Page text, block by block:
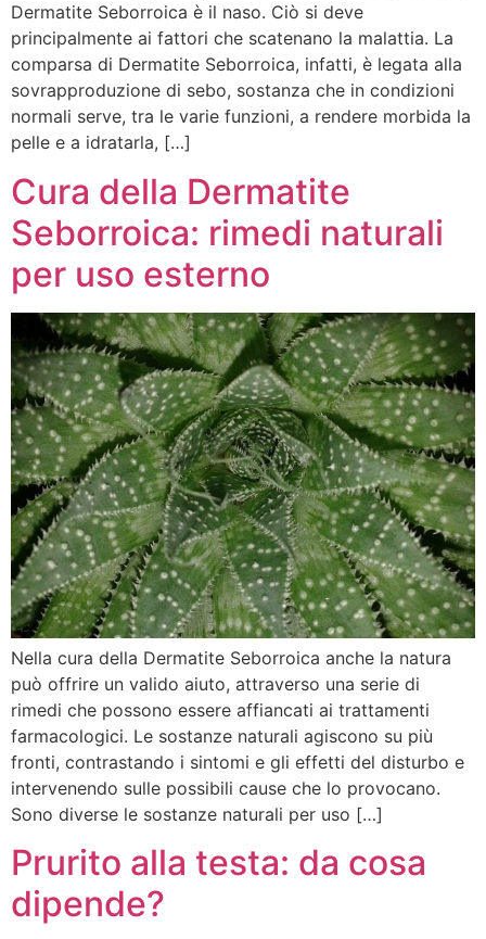
Dermatite Seborroica è il naso. Ciò si deve
principalmente ai fattori che scatenano la malattia. La
comparsa di Dermatite Seborroica, infatti, è legata alla
sovrapproduzione di sebo, sostanza che in condizioni
normali serve, tra le varie funzioni, a rendere morbida la
pelle e a idratarla, […]
Cura della Dermatite
Seborroica: rimedi naturali
per uso esterno
Nella cura della Dermatite Seborroica anche la natura
può offrire un valido aiuto, attraverso una serie di
rimedi che possono essere affiancati ai trattamenti
farmacologici. Le sostanze naturali agiscono su più
fronti, contrastando i sintomi e gli effetti del disturbo e
intervenendo sulle possibili cause che lo provocano.
Sono diverse le sostanze naturali per uso […]
Prurito alla testa: da cosa
dipende?